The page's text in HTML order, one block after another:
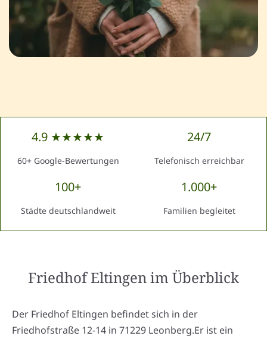
4.9 ★★★★★
60+ Google-Bewertungen
24/7
Telefonisch erreichbar
100+
Städte deutschlandweit
1.000+
Familien begleitet
Friedhof Eltingenim Überblick
Der Friedhof Eltingen befindet sich in der
Friedhofstraße 12-14 in 71229 Leonberg.Er ist ein